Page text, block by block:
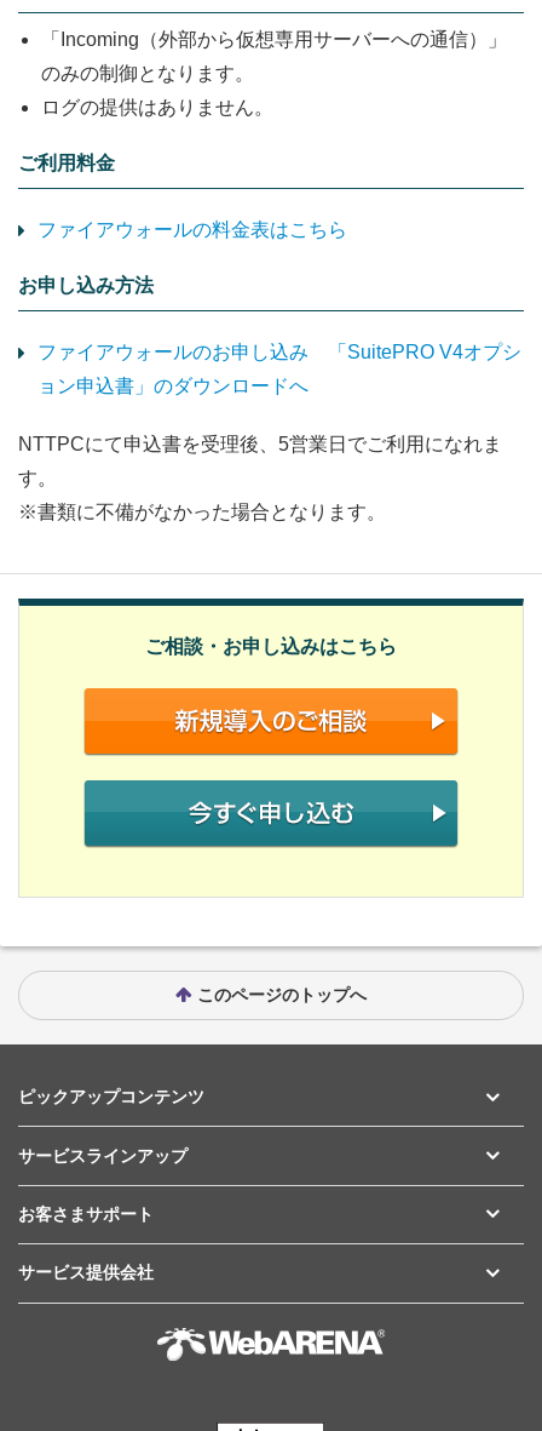
「Incoming（外部から仮想専用サーバーへの通信）」
のみの制御となります。
ログの提供はありません。
ご利用料金
ファイアウォールの料金表はこちら
お申し込み方法
ファイアウォールのお申し込み 「SuitePRO V4オプシ
ョン申込書」のダウンロードへ
NTTPCにて申込書を受理後、5営業日でご利用になれま
す。
※書類に不備がなかった場合となります。
ご相談・お申し込みはこちら
このページのトップへ
ピックアップコンテンツ
サービスラインアップ
お客さまサポート
サービス提供会社